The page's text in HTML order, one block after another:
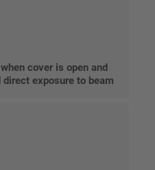
cover is open and
exposure to beam